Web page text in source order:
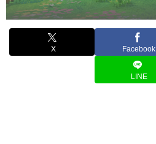
X Facebook
LINE